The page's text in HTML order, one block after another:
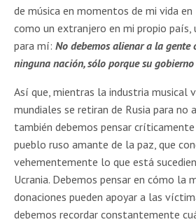
de música en momentos de mi vida
como un extranjero en mi propio país,
para mí:No debemos alienar a la gente
ninguna nación, sólo porque su
Así que, mientras la industria musical
mundiales se retiran de Rusia para no
también debemos pensar
pueblo ruso amante de la paz, que
vehementemente lo que está
Ucrania. Debemos pensar en cómo la
donaciones pueden apoyar a las
debemos recordar constantemente